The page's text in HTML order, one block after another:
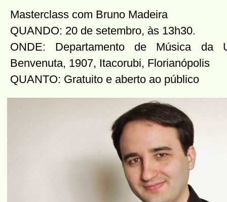
Masterclass com Bruno Madeira
QUANDO: 20 de setembro, às 13h30.
ONDE: Departamento de Música da
Benvenuta, 1907, Itacorubi, Florianópolis
QUANTO: Gratuito e aberto ao público